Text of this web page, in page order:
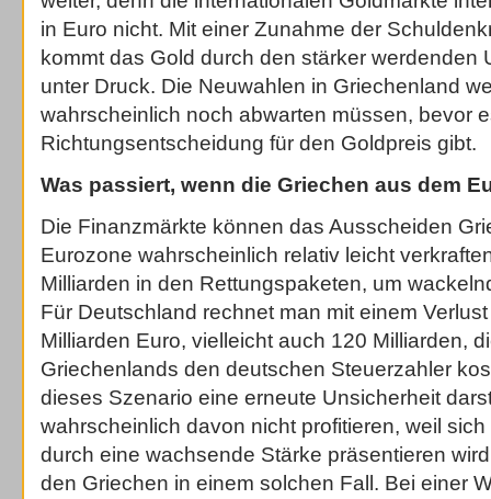
in Euro nicht. Mit einer Zunahme der
kommt das Gold durch den stärker werdenden
unter Druck. Die Neuwahlen in Griechenland
wahrscheinlich noch abwarten müssen, bevor
Richtungsentscheidung für den Goldpreis gibt.
Was passiert, wenn die Griechen aus dem
Die Finanzmärkte können das Ausscheiden
Eurozone wahrscheinlich relativ leicht
Milliarden in den Rettungspaketen, um
Für Deutschland rechnet man mit einem
Milliarden Euro, vielleicht auch 120 Milliarden,
Griechenlands den deutschen Steuerzahler
dieses Szenario eine erneute Unsicherheit
wahrscheinlich davon nicht profitieren, weil
durch eine wachsende Stärke präsentieren
den Griechen in einem solchen Fall. Bei einer